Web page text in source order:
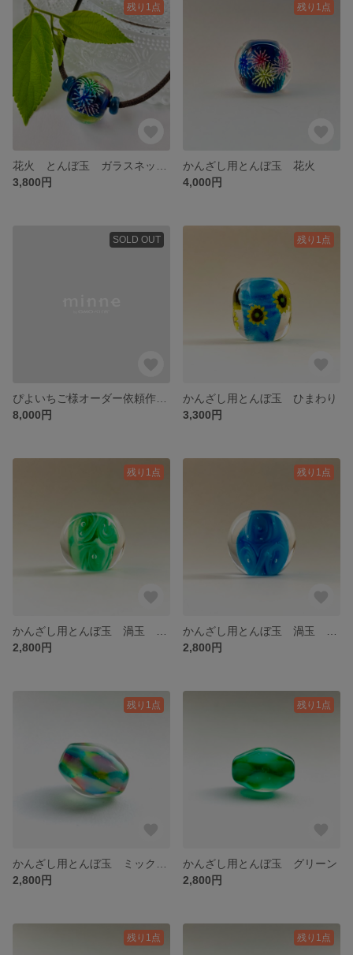
残り1点
3,800円
残り1点
かんざし用とんぼ玉 花火
4,000円
SOLD OUT
8,000円
残り1点
かんざし用とんぼ玉 ひまわり
3,300円
残り1点
2,800円
残り1点
2,800円
残り1点
2,800円
残り1点
かんざし用とんぼ玉 グリーン
2,800円
残り1点 残り1点